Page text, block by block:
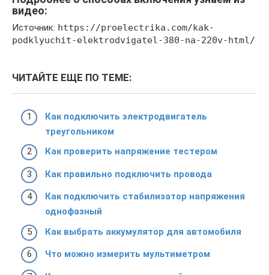
видео:
Источник: https://proelectrika.com/kak-
podklyuchit-elektrodvigatel-380-na-220v-html/
ЧИТАЙТЕ ЕЩЕ ПО ТЕМЕ:
Как подключить электродвигатель
треугольником
Как проверить напряжение тестером
Как правильно подключить провода
Как подключить стабилизатор напряжения
однофазный
Как выбрать аккумулятор для автомобиля
Что можно измерить мультиметром